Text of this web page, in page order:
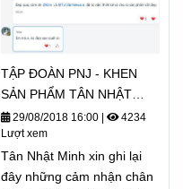
TẬP ĐOÀN PNJ - KHEN
SẢN PHẨM TÂN NHẬT
MINH "ĐẸP QUÁ"
29/08/2018 16:00
4234
Lượt xem
Tân Nhật Minh xin ghi lại
đây những cảm nhận chân